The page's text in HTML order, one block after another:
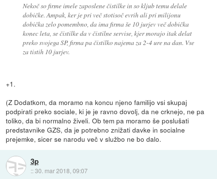
Nekoč so firme imele zaposlene čistilke in so kljub temu delale
dobičke. Ampak, ker je pri več stotisoč evrih ali pri milijonu
dobička zelo pomembno, da ima firma še 10 jurjev več dobička
konec leta, se čistilke da v čistilne servise, kjer morajo itak delat
preko svojega SP, firma pa čistilko najema za 2-4 ure na dan. Vse
za tistih 10 jurjev.
+1.
(Z Dodatkom, da moramo na koncu njeno familijo vsi skupaj
podpirati preko sociale, ki je je ravno dovolj, da ne crknejo, ne pa
toliko, da bi normalno živeli. Ob tem pa moramo še poslušati
predstavnike GZS, da je potrebno znižati davke in socialne
prejemke, sicer se narodu več v službo ne bo dalo.
3p
::30. mar 2018, 09:07